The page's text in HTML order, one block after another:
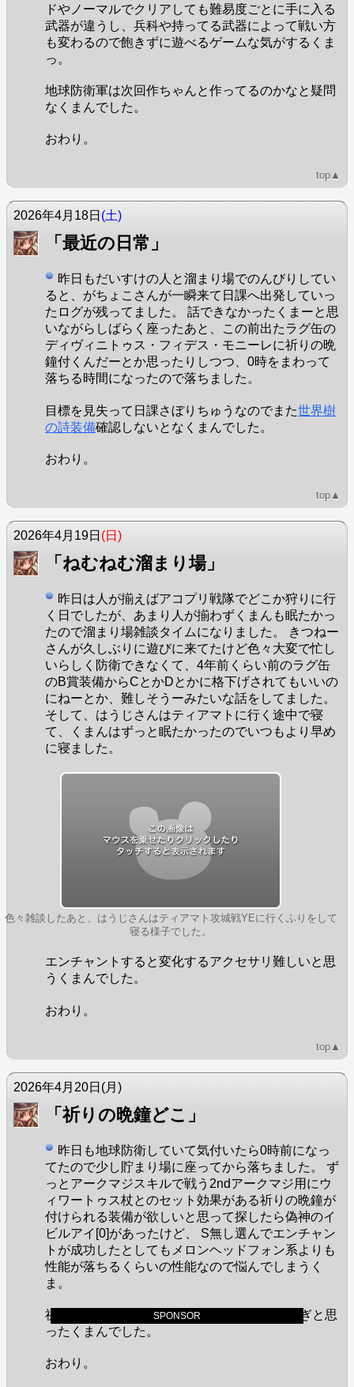
ドやノーマルでクリアしても難易度ごとに手に入る
武器が違うし、兵科や持ってる武器によって戦い方
も変わるので飽きずに遊べるゲームな気がするくま
っ。
地球防衛軍は次回作ちゃんと作ってるのかなと疑問
なくまんでした。
おわり。
top▲
2026年4月18日 (土)
「最近の日常」
昨日もだいすけの人と溜まり場でのんびりしてい
ると、がちょこさんが一瞬来て日課へ出発していっ
たログが残ってました。 話できなかったくまーと思
いながらしばらく座ったあと、この前出たラグ缶の
ディヴィニトゥス・フィデス・モニーレに祈りの晩
鐘付くんだーとか思ったりしつつ、0時をまわって
落ちる時間になったので落ちました。
目標を見失って日課さぼりちゅうなのでまた世界樹
の詩装備確認しないとなくまんでした。
おわり。
top▲
2026年4月19日 (日)
「ねむねむ溜まり場」
昨日は人が揃えばアコプリ戦隊でどこか狩りに行
く日でしたが、あまり人が揃わずくまんも眠たかっ
たので溜まり場雑談タイムになりました。 きつねー
さんが久しぶりに遊びに来てたけど色々大変で忙し
いらしく防衛できなくて、4年前くらい前のラグ缶
のB賞装備からCとかDとかに格下げされてもいいの
にねーとか、難しそうーみたいな話をしてました。
そして、はうじさんはティアマトに行く途中で寝
て、くまんはずっと眠たかったのでいつもより早め
に寝ました。
色々雑談したあと、はうじさんはティアマト攻城戦YEに行くふりをして
寝る様子でした。
エンチャントすると変化するアクセサリ難しいと思
うくまんでした。
おわり。
top▲
2026年4月20日 (月)
「祈りの晩鐘どこ」
昨日も地球防衛していて気付いたら0時前になっ
てたので少し貯まり場に座ってから落ちました。 ず
っとアークマジスキルで戦う2ndアークマジ用にウ
ィワートゥス杖とのセット効果がある祈りの晩鐘が
付けられる装備が欲しいと思って探したら偽神のイ
ビルアイ[0]があったけど、 S無し選んでエンチャン
トが成功したとしてもメロンヘッドフォン系よりも
性能が落ちるくらいの性能なので悩んでしまうく
ま。
祈りの晩鐘つき最新アクセサリ40GZeny高すぎと思
ったくまんでした。
おわり。
SPONSOR